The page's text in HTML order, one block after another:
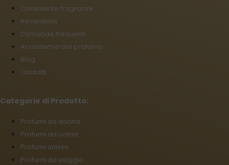
Consulente fragranze
Recensioni
Domande frequenti
Accademia del profumo
Blog
Contatti
Categorie di Prodotto:
Profumi da donna
Profumi da uomo
Profumi unisex
Profumi da viaggio